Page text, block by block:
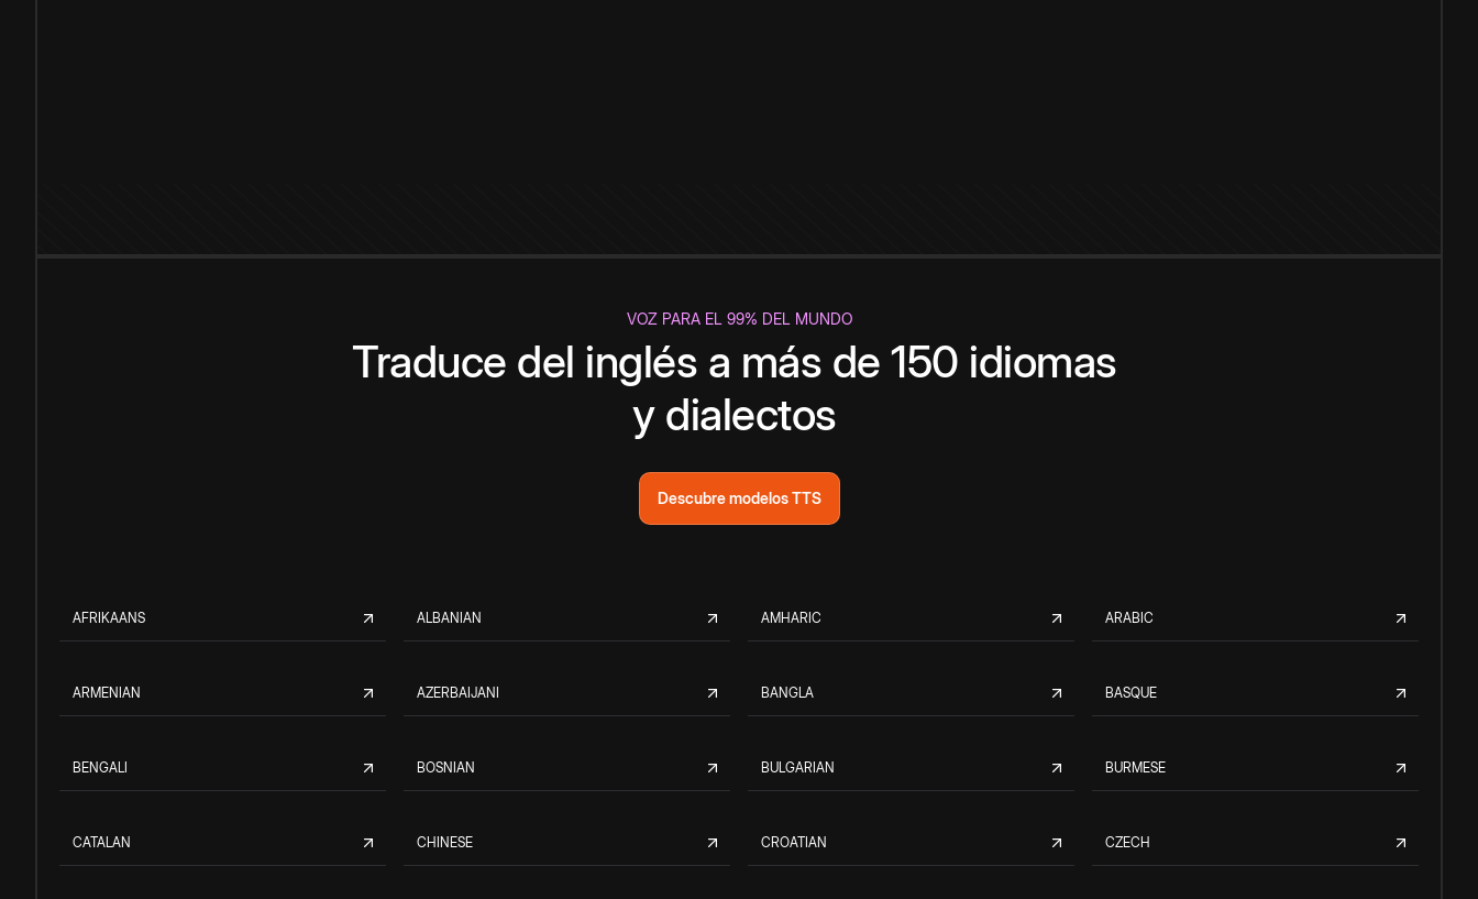
VOZ PARA EL 99% DEL MUNDO
Traduce del inglés a más de 150 idiomas
y dialectos
Descubre modelos TTS
AFRIKAANS ALBANIAN AMHARIC ARABIC
ARMENIAN AZERBAIJANI BANGLA BASQUE
BENGALI BOSNIAN BULGARIAN BURMESE
CATALAN CHINESE CROATIAN CZECH